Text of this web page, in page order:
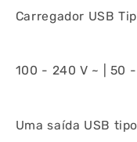
Carregador USB
100 - 240 V ~ | 50
Uma saída USB